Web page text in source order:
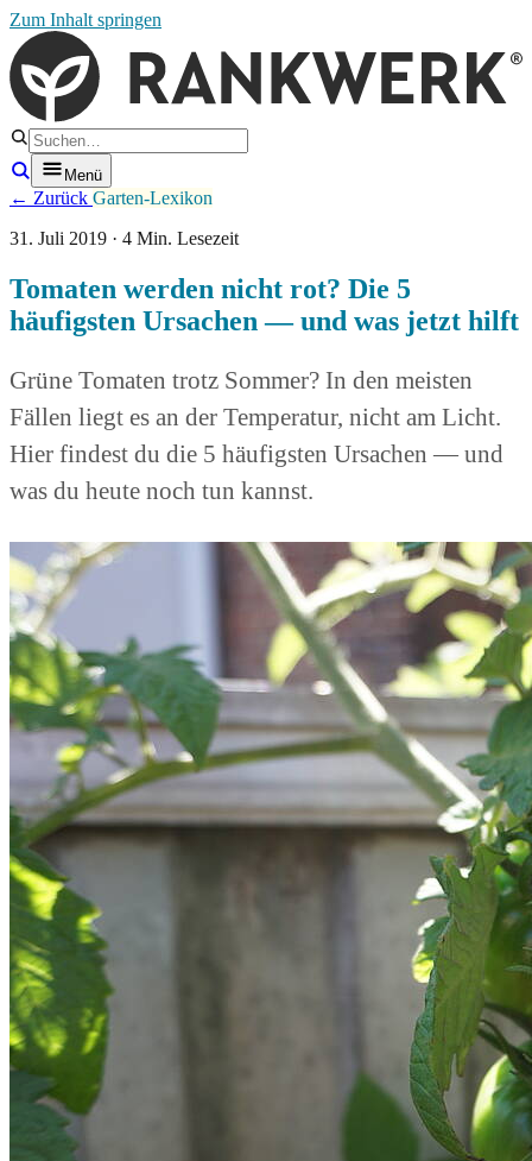
Zum Inhalt springen
Menü
← Zurück Garten-Lexikon
31. Juli 2019 · 4 Min. Lesezeit
Tomaten werden nicht rot? Die 5
häufigsten Ursachen — und was jetzt hilft
Grüne Tomaten trotz Sommer? In den meisten
Fällen liegt es an der Temperatur, nicht am Licht.
Hier findest du die 5 häufigsten Ursachen — und
was du heute noch tun kannst.